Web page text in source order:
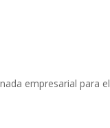
empresarial para el